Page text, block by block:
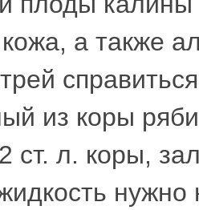
а также
из коры
ст. л. коры,
нужно